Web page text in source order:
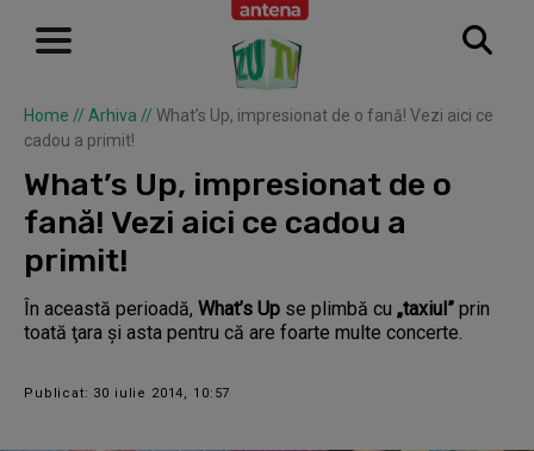
Home // Arhiva // What’s Up, impresionat de o fană! Vezi aici ce
cadou a primit!
What’s Up, impresionat de o
fană! Vezi aici ce cadou a
primit!
În această perioadă, What’s Up se plimbă cu „taxiul” prin
toată ţara şi asta pentru că are foarte multe concerte.
Publicat: 30 iulie 2014, 10:57